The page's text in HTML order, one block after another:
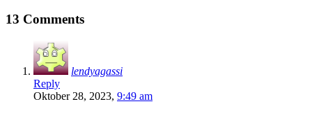
13 Comments
lendyagassi
Reply
Oktober 28, 2023, 9:49 am